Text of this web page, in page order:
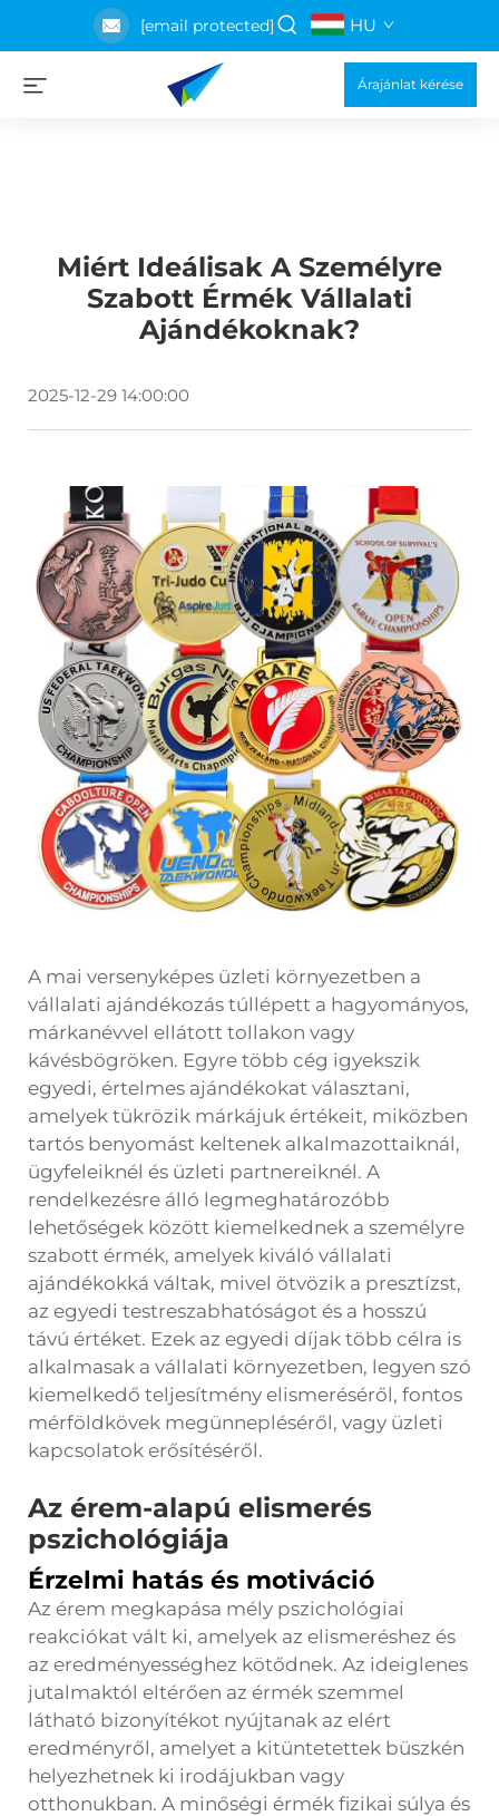
[email protected] HU
Árajánlat kérése
Miért Ideálisak A Személyre
Szabott Érmék Vállalati
Ajándékoknak?
2025-12-29 14:00:00
A mai versenyképes üzleti környezetben a
vállalati ajándékozás túllépett a hagyományos,
márkanévvel ellátott tollakon vagy
kávésbögröken. Egyre több cég igyekszik
egyedi, értelmes ajándékokat választani,
amelyek tükrözik márkájuk értékeit, miközben
tartós benyomást keltenek alkalmazottaiknál,
ügyfeleiknél és üzleti partnereiknél. A
rendelkezésre álló legmeghatározóbb
lehetőségek között kiemelkednek a személyre
szabott érmék, amelyek kiváló vállalati
ajándékokká váltak, mivel ötvözik a presztízst,
az egyedi testreszabhatóságot és a hosszú
távú értéket. Ezek az egyedi díjak több célra is
alkalmasak a vállalati környezetben, legyen szó
kiemelkedő teljesítmény elismeréséről, fontos
mérföldkövek megünnepléséről, vagy üzleti
kapcsolatok erősítéséről.
Az érem-alapú elismerés
pszichológiája
Érzelmi hatás és motiváció
Az érem megkapása mély pszichológiai
reakciókat vált ki, amelyek az elismeréshez és
az eredményességhez kötődnek. Az ideiglenes
jutalmaktól eltérően az érmék szemmel
látható bizonyítékot nyújtanak az elért
eredményről, amelyet a kitüntetettek büszkén
helyezhetnek ki irodájukban vagy
otthonukban. A minőségi érmék fizikai súlya és